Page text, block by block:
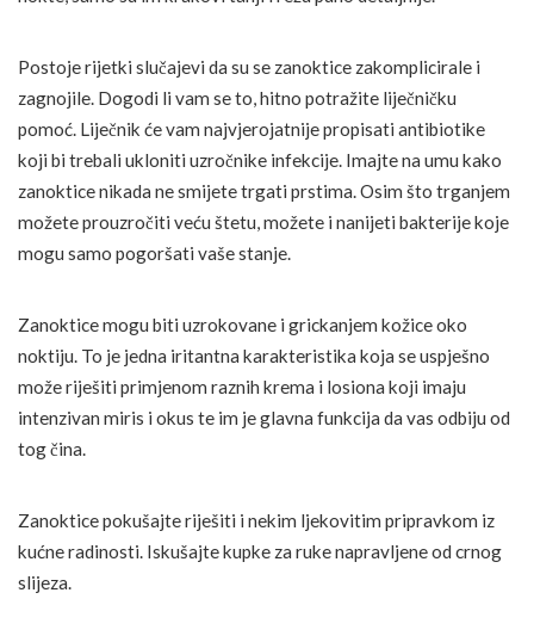
Postoje rijetki slučajevi da su se zanoktice zakomplicirale i
zagnojile. Dogodi li vam se to, hitno potražite liječničku
pomoć. Liječnik će vam najvjerojatnije propisati antibiotike
koji bi trebali ukloniti uzročnike infekcije. Imajte na umu kako
zanoktice nikada ne smijete trgati prstima. Osim što trganjem
možete prouzročiti veću štetu, možete i nanijeti bakterije koje
mogu samo pogoršati vaše stanje.
Zanoktice mogu biti uzrokovane i grickanjem kožice oko
noktiju. To je jedna iritantna karakteristika koja se uspješno
može riješiti primjenom raznih krema i losiona koji imaju
intenzivan miris i okus te im je glavna funkcija da vas odbiju od
tog čina.
Zanoktice pokušajte riješiti i nekim ljekovitim pripravkom iz
kućne radinosti. Iskušajte kupke za ruke napravljene od crnog
slijeza.